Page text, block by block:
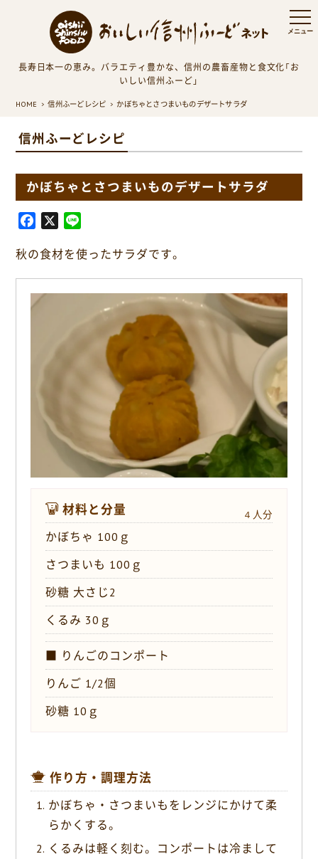
長寿日本一の恵み。バラエティ豊かな、信州の農畜産物と食文化「お
いしい信州ふーど」
HOME 信州ふーどレシピ かぼちゃとさつまいものデザートサラダ
信州ふーどレシピ
かぼちゃとさつまいものデザートサラダ
c
X
n
秋の食材を使ったサラダです。
材料と分量 ４人分
かぼちゃ 100ｇ
さつまいも 100ｇ
砂糖 大さじ2
くるみ 30ｇ
■ りんごのコンポート
りんご 1/2個
砂糖 10ｇ
作り方・調理方法
かぼちゃ・さつまいもをレンジにかけて柔
らかくする。
くるみは軽く刻む。コンポートは冷まして